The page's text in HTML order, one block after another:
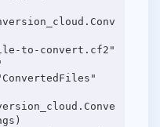
to-convert.cf2"